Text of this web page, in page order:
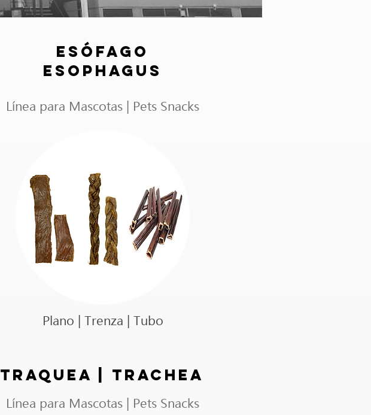
ESÓFAGO
ESOPHAGUs
Línea para Mascotas | Pets Snacks
Plano | Trenza | Tubo
TRAQUEA | TRACHEA
Línea para Mascotas | Pets Snacks